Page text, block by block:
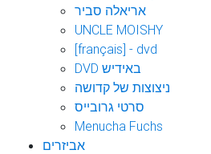
אריאלה סביר
UNCLE MOISHY
[français] - dvd
DVD באידיש
ניצוצות של קדושה
סרטי גרובייס
Menucha Fuchs
אביזרים